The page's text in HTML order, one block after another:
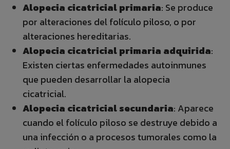
Alopecia cicatricial primaria: Se produce
por alteraciones del folículo piloso, o por
alteraciones hereditarias.
Alopecia cicatricial primaria adquirida:
Existen ciertas enfermedades autoinmunes
que pueden desarrollar la alopecia
cicatricial.
Alopecia cicatricial secundaria: Aparece
cuando el folículo piloso se destruye debido a
una infección o a procesos tumorales como la